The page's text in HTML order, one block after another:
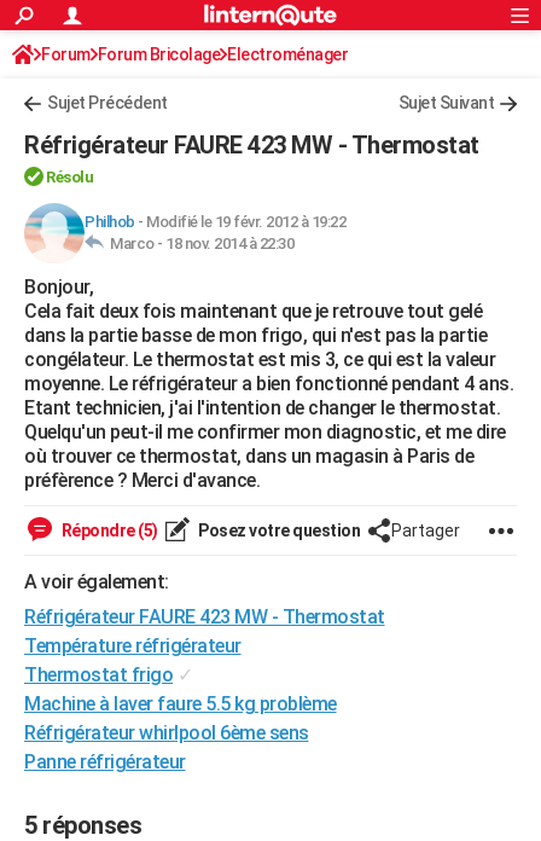
ACTUALITÉS
Politique
Société
Faits Divers
Education
Monde
Villes
+
Programme TV
TNTStreaming
Cinéma
Sorties cinéma
Musique
+FINANCE
Retraite
Impôts
Epargne
Immobilier
Risques naturels par ville
Banque
Assurance
Crédit
AUTO
Mobiles
Meilleur smartphone
Internet
Ordinateurs
Jeux vidéo
Guide high-tech
+BRICOLAGE
Forum
Aménagement intérieur
Extérieur
Cuisine
Salle de bains
Jardinage
Rangement
WEEK-END
Guides de France
Escapades
Patrimoine
Expositions
Musées
Week-end nature
+LIFESTYLE
Art de vivre
Bien-être
Loisirs
Mode
Modes de vie
SANTE
Alimentation
Guide de la santé
Maladies
Médicaments
Sommeil
VOYAGE
PHOTO
GUIDES D'ACHAT
BONS PLANS
CARTE DE VOEUX
Carte de Noël
Carte Bonne année
Carte Saint-Valentin
Carte Pâques
Carte d'anniversaire
DICTIONNAIRE
PROGRAMME TV
S'inscrire
Connexion
Forum Forum Bricolage Electroménager
Sujet Précédent Sujet Suivant
Réfrigérateur FAURE 423 MW - Thermostat
Résolu
Philhob - Modifié le 19 févr. 2012 à 19:22
Marco - 18 nov. 2014 à 22:30
Bonjour,
Cela fait deux fois maintenant que je retrouve tout gelé
dans la partie basse de mon frigo, qui n'est pas la partie
congélateur. Le thermostat est mis 3, ce qui est la valeur
moyenne. Le réfrigérateur a bien fonctionné pendant 4 ans.
Etant technicien, j'ai l'intention de changer le thermostat.
Quelqu'un peut-il me confirmer mon diagnostic, et me dire
où trouver ce thermostat, dans un magasin à Paris de
préfèrence ? Merci d'avance.
Répondre (5) Posez votre question Partager
A voir également:
Réfrigérateur FAURE 423 MW - Thermostat
Température réfrigérateur
Thermostat frigo ✓
Machine à laver faure 5.5 kg problème
Réfrigérateur whirlpool 6ème sens
Panne réfrigérateur
5 réponses